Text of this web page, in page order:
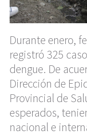
Durante enero,
registró 325
dengue. De
Dirección de
Provincial de
esperados,
nacional e